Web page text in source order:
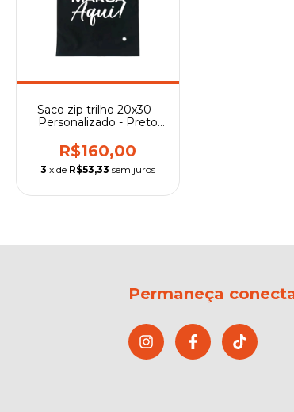
Saco zip trilho 20x30 -
Personalizado - Preto
R$160,00
3 x de R$53,33 sem juros
Permaneça